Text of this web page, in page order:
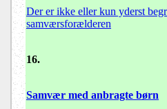
Der er ikke eller kun yderst
samværsforælderen
16.
Samvær med anbragte børn